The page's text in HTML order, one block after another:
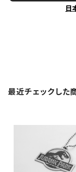
日
最近チェックした